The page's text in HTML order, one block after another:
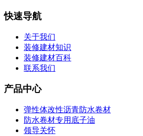
快速导航
关于我们
装修建材知识
装修建材百科
联系我们
产品中心
弹性体改性沥青防水卷材
防水卷材专用底子油
领导关怀